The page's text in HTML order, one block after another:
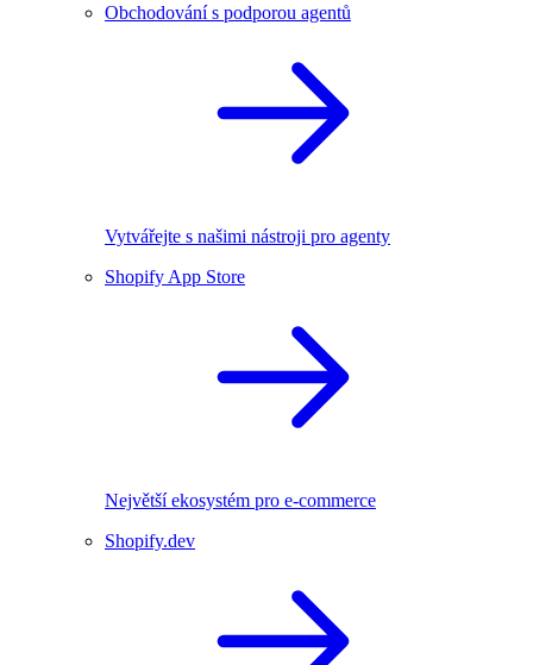
Obchodování s podporou agentů
Vytvářejte s našimi nástroji pro agenty
Shopify App Store
Největší ekosystém pro e-commerce
Shopify.dev